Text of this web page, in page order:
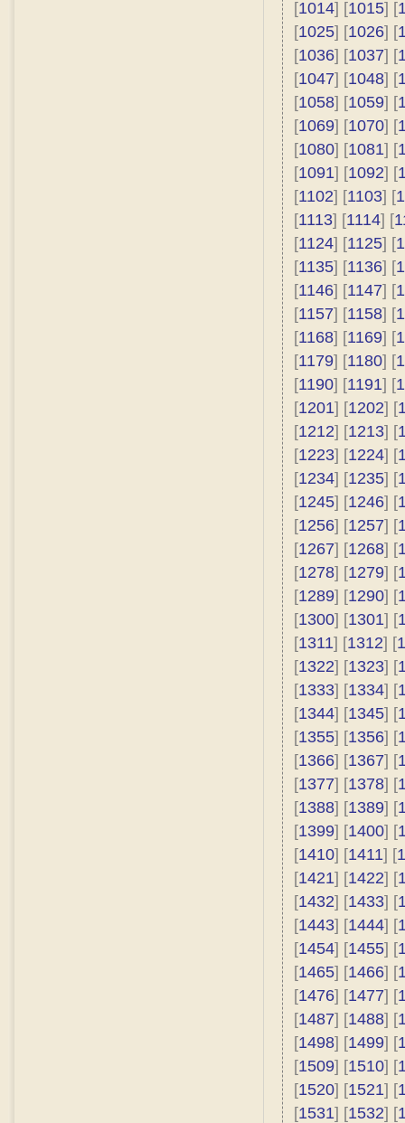
[1014] [1015] [
[1025] [1026] [
[1036] [1037] [
[1047] [1048] [
[1058] [1059] [
[1069] [1070] [
[1080] [1081] [
[1091] [1092] [
[1102] [1103] [
[1113] [1114] [
[1124] [1125] [
[1135] [1136] [
[1146] [1147] [
[1157] [1158] [
[1168] [1169] [
[1179] [1180] [
[1190] [1191] [
[1201] [1202] [
[1212] [1213] [
[1223] [1224] [
[1234] [1235] [
[1245] [1246] [
[1256] [1257] [
[1267] [1268] [
[1278] [1279] [
[1289] [1290] [
[1300] [1301] [
[1311] [1312] [
[1322] [1323] [
[1333] [1334] [
[1344] [1345] [
[1355] [1356] [
[1366] [1367] [
[1377] [1378] [
[1388] [1389] [
[1399] [1400] [
[1410] [1411] [
[1421] [1422] [
[1432] [1433] [
[1443] [1444] [
[1454] [1455] [
[1465] [1466] [
[1476] [1477] [
[1487] [1488] [
[1498] [1499] [
[1509] [1510] [
[1520] [1521] [
[1531] [1532] [